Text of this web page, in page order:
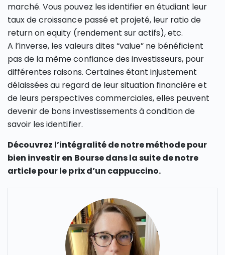
marché. Vous pouvez les identifier en étudiant leur
taux de croissance passé et projeté, leur ratio de
return on equity (rendement sur actifs), etc.
A l’inverse, les valeurs dites “value” ne bénéficient
pas de la même confiance des investisseurs, pour
différentes raisons. Certaines étant injustement
délaissées au regard de leur situation financière et
de leurs perspectives commerciales, elles peuvent
devenir de bons investissements à condition de
savoir les identifier.
Découvrez l’intégralité de notre méthode pour
bien investir en Bourse dans la suite de notre
article pour le prix d’un cappuccino.